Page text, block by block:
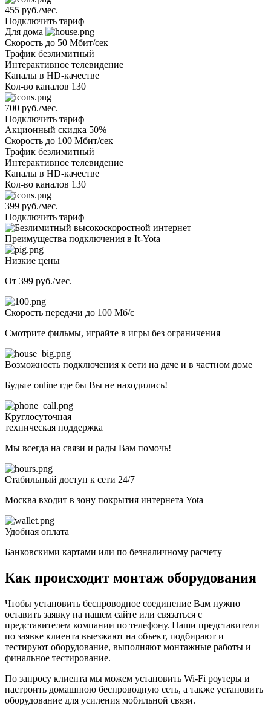
455 руб./мес.
Подключить тариф
Для дома
Скорость до 50 Мбит/сек
Трафик безлимитный
Интерактивное телевидение
Каналы в HD-качестве
Кол-во каналов 130
700 руб./мес.
Подключить тариф
Акционный скидка 50%
Скорость до 100 Мбит/сек
Трафик безлимитный
Интерактивное телевидение
Каналы в HD-качестве
Кол-во каналов 130
399 руб./мес.
Подключить тариф
Преимущества подключения в It-Yota
Низкие цены
От 399 руб./мес.
Скорость передачи до 100 Мб/с
Смотрите фильмы, играйте в игры без ограничения
Возможность подключения к сети на даче и в частном доме
Будьте online где бы Вы не находились!
Круглосуточная
техническая поддержка
Мы всегда на связи и рады Вам помочь!
Стабильный доступ к сети 24/7
Москва входит в зону покрытия интернета Yota
Удобная оплата
Банковскими картами или по безналичному расчету
Как происходит монтаж оборудования
Чтобы установить беспроводное соединение Вам нужно
оставить заявку на нашем сайте или связаться с
представителем компании по телефону. Наши представители
по заявке клиента выезжают на объект, подбирают и
тестируют оборудование, выполняют монтажные работы и
финальное тестирование.
По запросу клиента мы можем установить Wi-Fi роутеры и
настроить домашнюю беспроводную сеть, а также установить
оборудование для усиления мобильной связи.